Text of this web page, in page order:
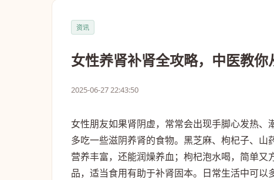
资讯
女性养肾补肾全攻略，中医教
2025-06-27 22:43:50
女性朋友如果肾阴虚，常常会出现手脚心发热
多吃一些滋阴养肾的食物。黑芝麻、枸杞子、
营养丰富，还能润燥养血；枸杞泡水喝，简单
品，适当食用有助于补肾固本。日常生活中可以